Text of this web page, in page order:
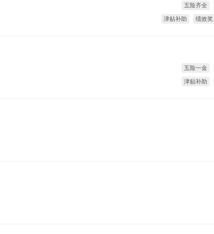
五险齐全
津贴补助
绩效奖
五险一金
津贴补助